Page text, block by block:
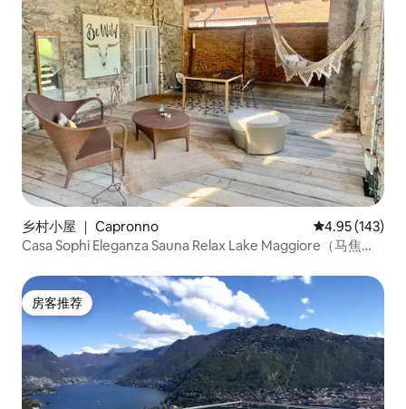
乡村小屋 ｜ Capronno 平均评分 4.95
4.95 (143)
Casa Sophi Eleganza Sauna Relax Lake Maggiore（马焦雷
房客推荐
房客推荐